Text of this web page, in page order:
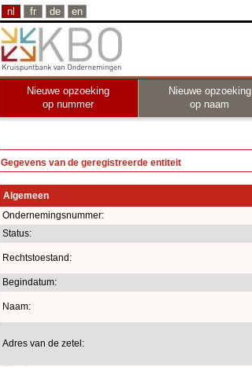
nl fr de en
Nieuwe opzoeking
op nummer
Nieuwe opzoeking
op naam
Gegevens van de geregistreerde entiteit
Algemeen
Ondernemingsnummer:
Status:
Rechtstoestand:
Begindatum:
Naam:
Adres van de zetel: